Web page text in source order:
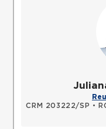
CRM 203222/SP •